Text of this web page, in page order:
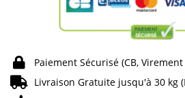
Paiement Sécurisé (CB,
Livraison Gratuite jusqu'à 30 kg